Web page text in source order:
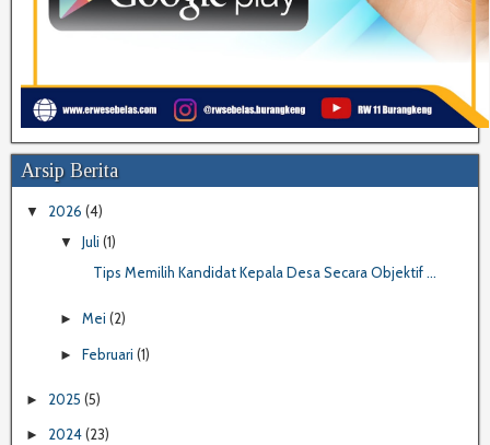
Arsip Berita
▼ 2026 (4)
▼ Juli (1)
Tips Memilih Kandidat Kepala Desa Secara Objektif ...
► Mei (2)
► Februari (1)
► 2025 (5)
► 2024(23)